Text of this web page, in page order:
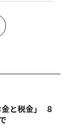
と税金｣ ８